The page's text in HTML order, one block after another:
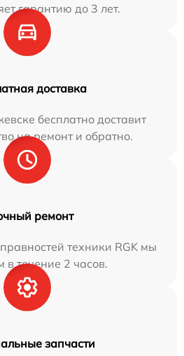
гарантию до 3 лет.
доставка
бесплатно доставит
на ремонт и обратно.
ремонт
техники RGK мы
в течение 2 часов.
запчасти